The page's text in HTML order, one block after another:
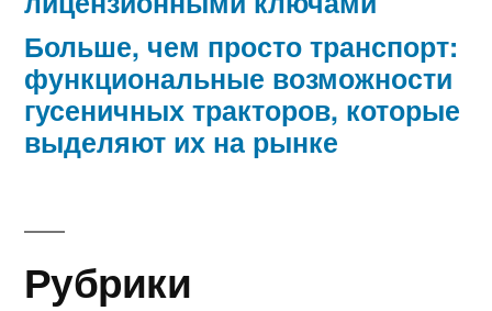
Больше, чем просто транспорт:
функциональные возможности
гусеничных тракторов, которые
выделяют их на рынке
Рубрики